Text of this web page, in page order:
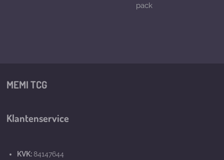
pack
MEMI TCG
Klantenservice
KVK:84147644